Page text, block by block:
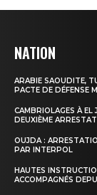
NATION
ARABIE SAOUDITE,
PACTE DE DÉFENSE
CAMBRIOLAGES À
DEUXIÈME
OUJDA :
PAR INTERPOL
HAUTES
ACCOMPAGNÉS